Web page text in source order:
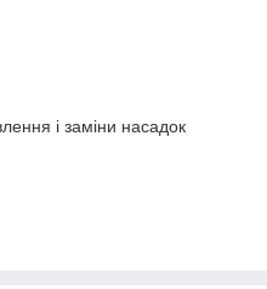
і заміни насадок